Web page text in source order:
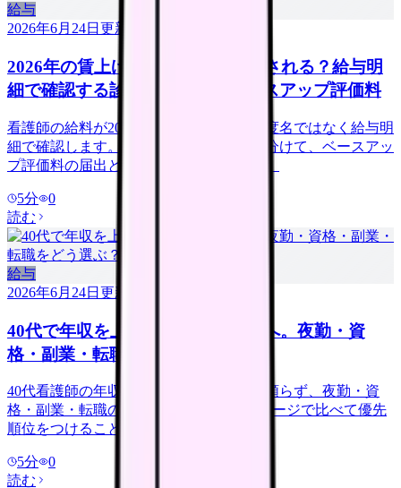
給与
2026年6月24日 更新
2026年の賃上げは私の給料に反映される？給与明
細で確認する診療報酬改定とベースアップ評価料
看護師の給料が2026年に上がるかは、制度名ではなく給与明
細で確認します。基本給・手当・賞与を分けて、ベースアッ
プ評価料の届出と反映方法を見ましょう。
5分
0
読む
給与
2026年6月24日 更新
40代で年収を上げたい看護師さんへ。夜勤・資
格・副業・転職をどう選ぶ？
40代看護師の年収アップは、夜勤だけに頼らず、夜勤・資
格・副業・転職の4つを自分のライフステージで比べて優先
順位をつけることが大切です。
5分
0
読む